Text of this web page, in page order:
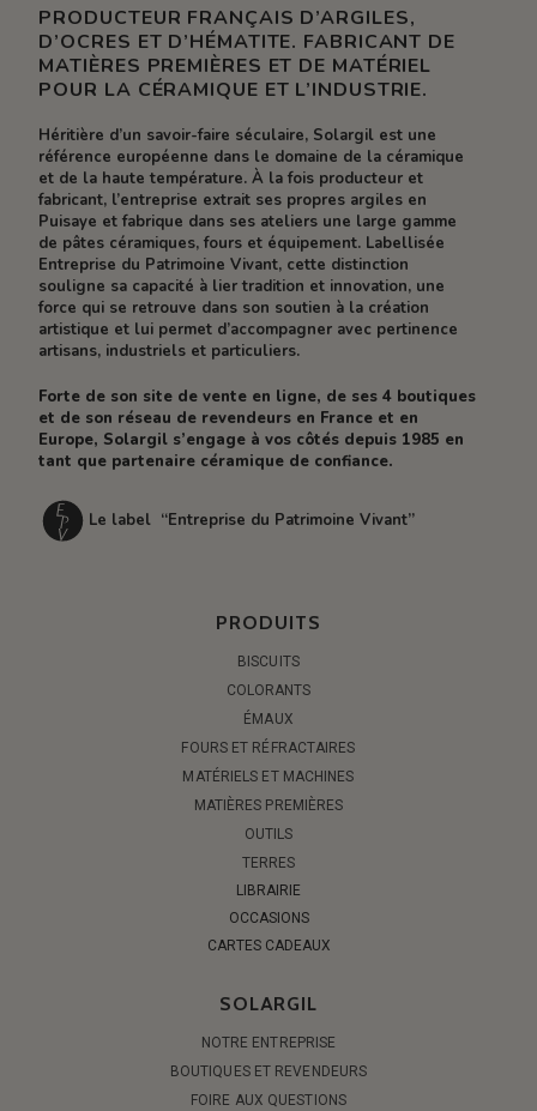
PRODUCTEUR FRANÇAIS D’ARGILES,
D’OCRES ET D’HÉMATITE. FABRICANT DE
MATIÈRES PREMIÈRES ET DE MATÉRIEL
POUR LA CÉRAMIQUE ET L’INDUSTRIE.
Héritière d’un savoir-faire séculaire, Solargil est une
référence européenne dans le domaine de la céramique
et de la haute température. À la fois producteur et
fabricant, l’entreprise extrait ses propres argiles en
Puisaye et fabrique dans ses ateliers une large gamme
de pâtes céramiques, fours et équipement. Labellisée
Entreprise du Patrimoine Vivant, cette distinction
souligne sa capacité à lier tradition et innovation, une
force qui se retrouve dans son soutien à la création
artistique et lui permet d’accompagner avec pertinence
artisans, industriels et particuliers.
Forte de son site de vente en ligne, de ses 4 boutiques
et de son réseau de revendeurs en France et en
Europe, Solargil s’engage à vos côtés depuis 1985 en
tant que partenaire céramique de confiance.
Le label “Entreprise du Patrimoine Vivant”
PRODUITS
BISCUITS
COLORANTS
ÉMAUX
FOURS ET RÉFRACTAIRES
MATÉRIELS ET MACHINES
MATIÈRES PREMIÈRES
OUTILS
TERRES
LIBRAIRIE
OCCASIONS
CARTES CADEAUX
SOLARGIL
NOTRE ENTREPRISE
BOUTIQUES ET REVENDEURS
FOIRE AUX QUESTIONS